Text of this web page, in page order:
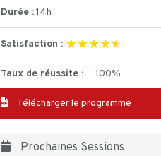
Durée :14h
Satisfaction : ★★★★★
★★★★★
Taux de réussite : 100%
Télécharger le programme
Prochaines Sessions